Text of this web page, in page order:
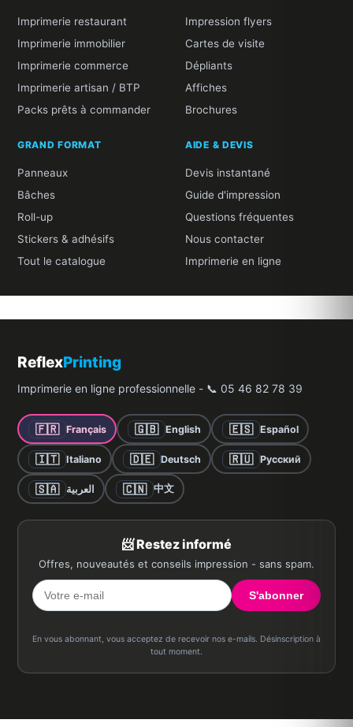
Imprimerie restaurant
Imprimerie immobilier
Imprimerie commerce
Imprimerie artisan / BTP
Packs prêts à commander
Impression flyers
Cartes de visite
Dépliants
Affiches
Brochures
GRAND FORMAT
Panneaux
Bâches
Roll-up
Stickers & adhésifs
Tout le catalogue
AIDE & DEVIS
Devis instantané
Guide d'impression
Questions fréquentes
Nous contacter
Imprimerie en ligne
ReflexPrinting
Imprimerie en ligne professionnelle - 📞 05 46 82 78 39
🇫🇷 Français 🇬🇧 English 🇪🇸 Español
🇮🇹 Italiano 🇩🇪 Deutsch 🇷🇺 Русский
🇸🇦 العربية 🇨🇳 中文
📨 Restez informé
Offres, nouveautés et conseils impression - sans spam.
S'abonner
En vous abonnant, vous acceptez de recevoir nos e-mails. Désinscription à
tout moment.